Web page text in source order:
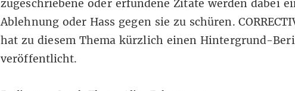
zugeschriebene oder erfundene Zitate werden dabei
Ablehnung oder Hass gegen sie zu schüren.
hat zu diesem Thema kürzlich einen Hintergrund-
veröffentlicht.